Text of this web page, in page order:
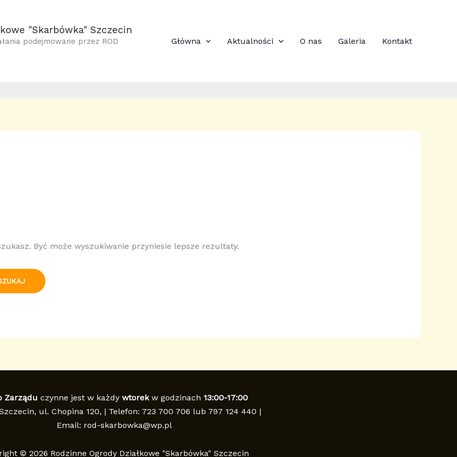
"Skarbówka" Szczecin
podejmowane przez ROD
Główna Aktualności O nas Galeria Kontakt
Być może wyszukiwanie przyniesie lepsze rezultaty.
Zarządu czynne jest w każdy wtorekw godzinach 13:00-17:00
ul. Chopina 120, | Telefon: 723 700 706 lub 797 124 440 |
Email: rod-skarbowka@wp.pl
© 2026 Rodzinne Ogrody Działkowe "Skarbówka" Szczecin